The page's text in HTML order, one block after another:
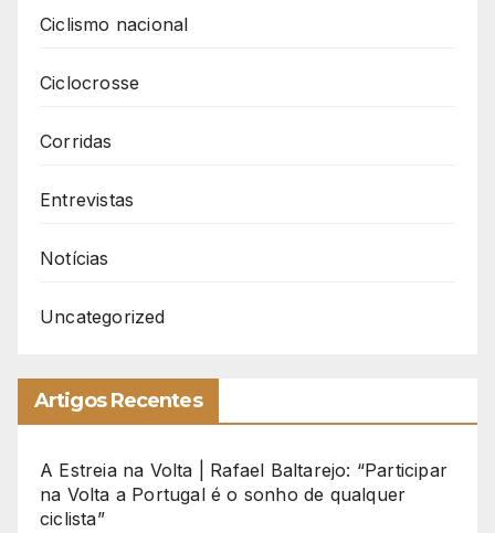
Ciclismo nacional
Ciclocrosse
Corridas
Entrevistas
Notícias
Uncategorized
Artigos Recentes
A Estreia na Volta | Rafael Baltarejo: “Participar
na Volta a Portugal é o sonho de qualquer
ciclista”